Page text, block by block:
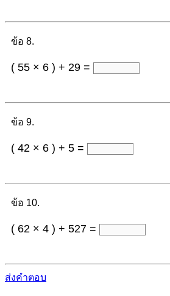
ข้อ 8.
( 55 × 6 ) + 29 =
ข้อ 9.
( 42 × 6 ) + 5 =
ข้อ 10.
( 62 × 4 ) + 527 =
ส่งคำตอบ